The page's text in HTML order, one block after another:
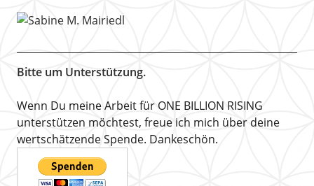
Bitte um Unterstützung.
Wenn Du meine Arbeit für ONE BILLION RISING
unterstützen möchtest, freue ich mich über deine
wertschätzende Spende. Dankeschön.